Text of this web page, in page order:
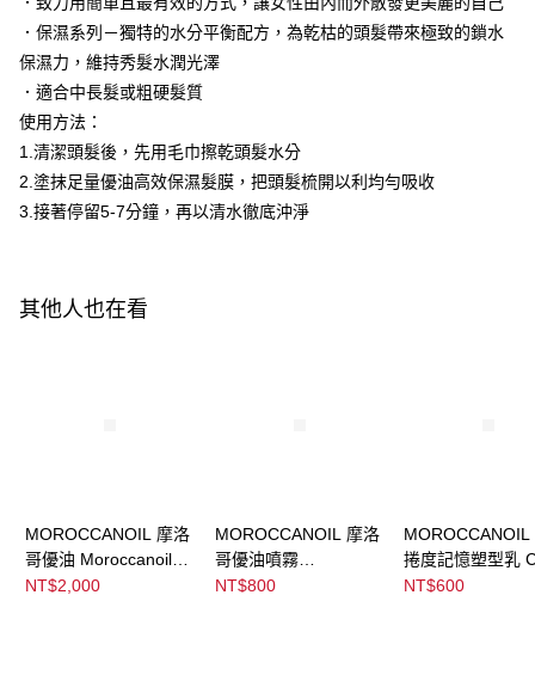
【「AFTEE先享後付」結帳流程】
１．於結帳方式選擇「AFTEE先享後付」後，將跳轉至「AFTEE先享後付」
２．訂單成立數日內，您將收到繳費通知簡訊。
３．收到繳費通知簡訊後14天內，點擊此簡訊中的連結，可透過四大超商／
ATM／網路銀行／等多元方式進行付款，方視為交易完成。
※ 請注意：結帳手續完成當下不需立刻繳費，但若您需要取消訂單，請聯絡
購買商品的店家。未經商家同意取消之訂單仍視為有效，需透過AFTEE先享
後付繳納相關費用。
【注意事項】
時審查核予不同之上限額度；若仍有額度不足之情形，本公司將視審查結果
請求用戶進行身份認證。
恩沛科技股份有限公司將有權停止該用戶之使用額度並採取法律行動。
付款後萊爾富取貨
每筆NT$100，滿NT$3,000(含以上)免運費
付款後7-11取貨
每筆NT$100，滿NT$3,000(含以上)免運費
宅配
每筆NT$120，滿NT$3,000(含以上)免運費
每筆NT$320，滿NT$3,000(含以上)免運費
．保濕系列－獨特的水分平衡配方，為乾枯的頭髮帶來極致的鎖水
保濕力，維持秀髮水潤光澤
．適合中長髮或粗硬髮質
使用方法：
1.清潔頭髮後，先用毛巾擦乾頭髮水分
2.塗抹足量優油高效保濕髮膜，把頭髮梳開以利均勻吸收
3.接著停留5-7分鐘，再以清水徹底沖淨
其他人也在看
MOROCCANOIL 摩洛
哥優油 Moroccanoil
Treatment
NT$2,000
MOROCCANOIL 摩洛
哥優油噴霧
Moroccanoil
NT$800
MOROCCANOIL
捲度記憶塑型乳
Defining Cream
NT$600